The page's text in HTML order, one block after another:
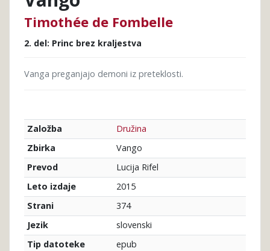
Timothée de Fombelle
2. del: Princ brez kraljestva
Vanga preganjajo demoni iz preteklosti.
Založba
Družina
Zbirka
Vango
Prevod
Lucija Rifel
Leto izdaje
2015
Strani
374
Jezik
slovenski
Tip datoteke
epub